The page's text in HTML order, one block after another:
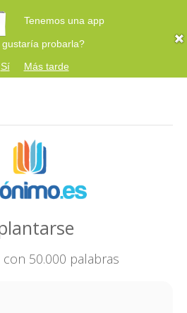
Tenemos una app
probarla?
Sí
Más tarde
50.000 palabras